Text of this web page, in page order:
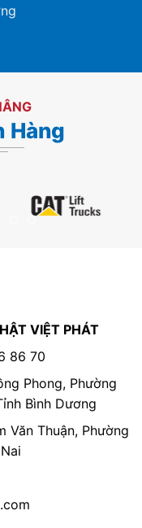
Hàng
VIỆT PHÁT
86 70
Phong, Phường
Bình Dương
Thuận, Phường